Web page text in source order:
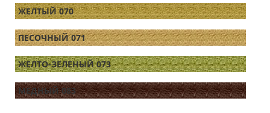
ЖЕЛТЫЙ 070
ПЕСОЧНЫЙ 071
ЖЕЛТО-ЗЕЛЕНЫЙ 073
МЕДНЫЙ 083